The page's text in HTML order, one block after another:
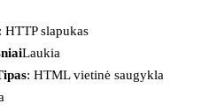
: HTTP slapukas
Laukia
: HTML vietinė saugykla